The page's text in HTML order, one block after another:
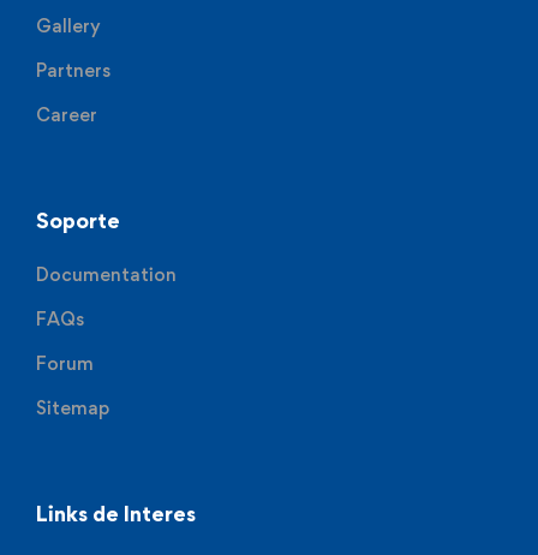
Gallery
Partners
Career
Soporte
Documentation
FAQs
Forum
Sitemap
Links de Interes